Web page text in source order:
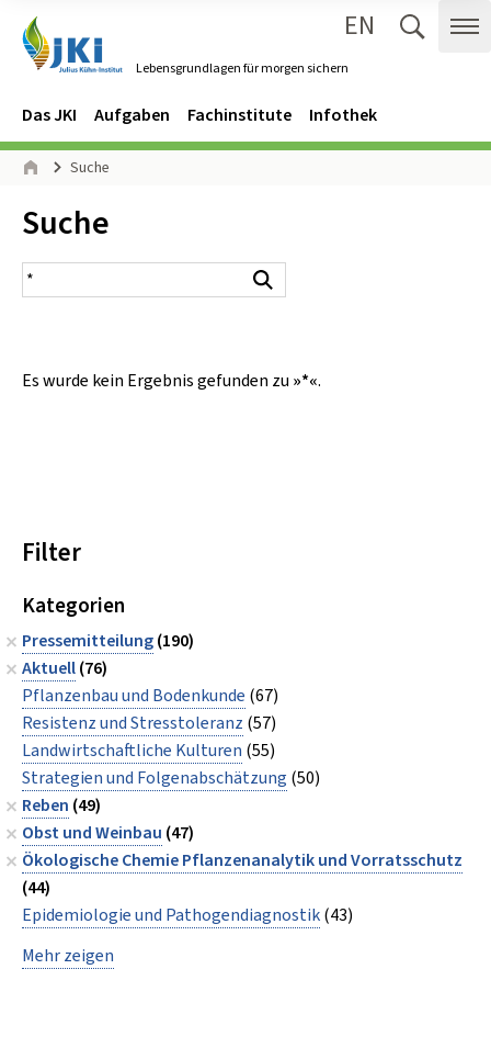
Lebensgrundlagen für morgen sichern
EN
Navigation
Hauptmenü
Das JKI Aufgaben Fachinstitute Infothek
Seitenpfad
Suche
Inhalt:
Suche
Suchergebnis
Es wurde kein Ergebnis gefunden zu »*«.
Filter
Kategorien
Pressemitteilung(190)
Aktuell(76)
Pflanzenbau und Bodenkunde (67)
Resistenz und Stresstoleranz (57)
Landwirtschaftliche Kulturen (55)
Strategien und Folgenabschätzung (50)
Reben (49)
Obst und Weinbau (47)
Ökologische Chemie Pflanzenanalytik und Vorratsschutz
(44)
Epidemiologie und Pathogendiagnostik(43)
Mehr zeigen